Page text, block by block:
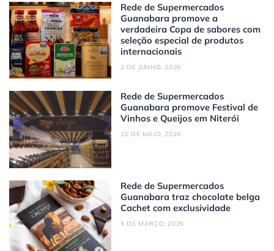
Rede de Supermercados
Guanabara promove a
verdadeira Copa de sabores com
seleção especial de produtos
internacionais
2 DE JUNHO, 2026
Rede de Supermercados
Guanabara promove Festival de
Vinhos e Queijos em Niterói
20 DE MAIO, 2026
Rede de Supermercados
Guanabara traz chocolate belga
Cachet com exclusividade
5 DE MARÇO, 2026